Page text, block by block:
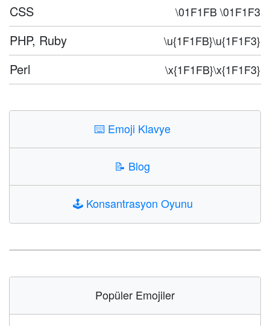
CSS \01F1FB \01F1F3
PHP, Ruby \u{1F1FB}\u{1F1F3}
Perl \x{1F1FB}\x{1F1F3}
⌨️ Emoji Klavye
📝 Blog
🕹️ Konsantrasyon Oyunu
Popüler Emojiler